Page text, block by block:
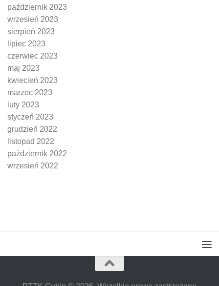
październik 2023
wrzesień 2023
sierpień 2023
lipiec 2023
czerwiec 2023
maj 2023
kwiecień 2023
marzec 2023
luty 2023
styczeń 2023
grudzień 2022
listopad 2022
październik 2022
wrzesień 2022